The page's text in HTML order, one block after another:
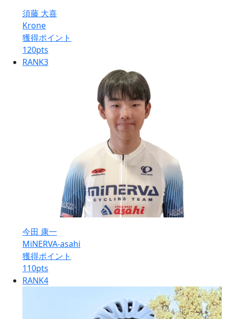
須藤 大喜
Krone
獲得ポイント
120pts
RANK3
今田 康一
MiNERVA-asahi
獲得ポイント
110pts
RANK4